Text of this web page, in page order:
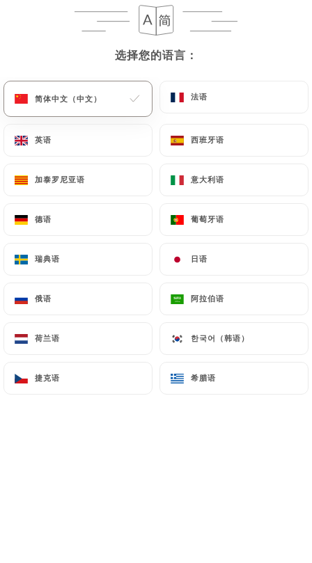
选择您的语言：
简体中文（中文） 法语
英语 西班牙语
加泰罗尼亚语 意大利语
德语 葡萄牙语
瑞典语 日语
俄语 阿拉伯语
荷兰语 한국어（韩语）
捷克语 希腊语
选择您的语言：
简体中文（中文） 法语
英语 西班牙语
加泰罗尼亚语 意大利语
德语 葡萄牙语
瑞典语 日语
俄语 阿拉伯语
荷兰语 한국어（韩语）
捷克语 希腊语